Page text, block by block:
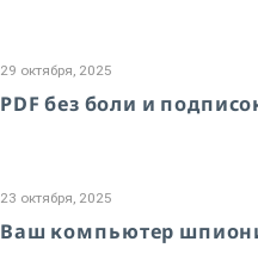
29 октября, 2025
PDF без боли и
23 октября, 2025
Ваш компьютер